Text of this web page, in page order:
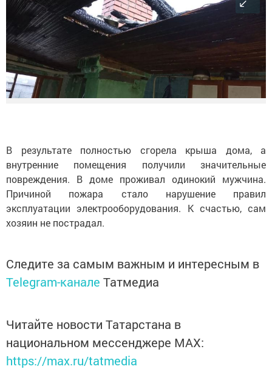
В результате полностью сгорела крыша дома, а
внутренние помещения получили значительные
повреждения. В доме проживал одинокий мужчина.
Причиной пожара стало нарушение правил
эксплуатации электрооборудования. К счастью, сам
хозяин не пострадал.
Следите за самым важным и интересным в
Telegram-канале Татмедиа
Читайте новости Татарстана в
национальном мессенджере MАХ:
https://max.ru/tatmedia